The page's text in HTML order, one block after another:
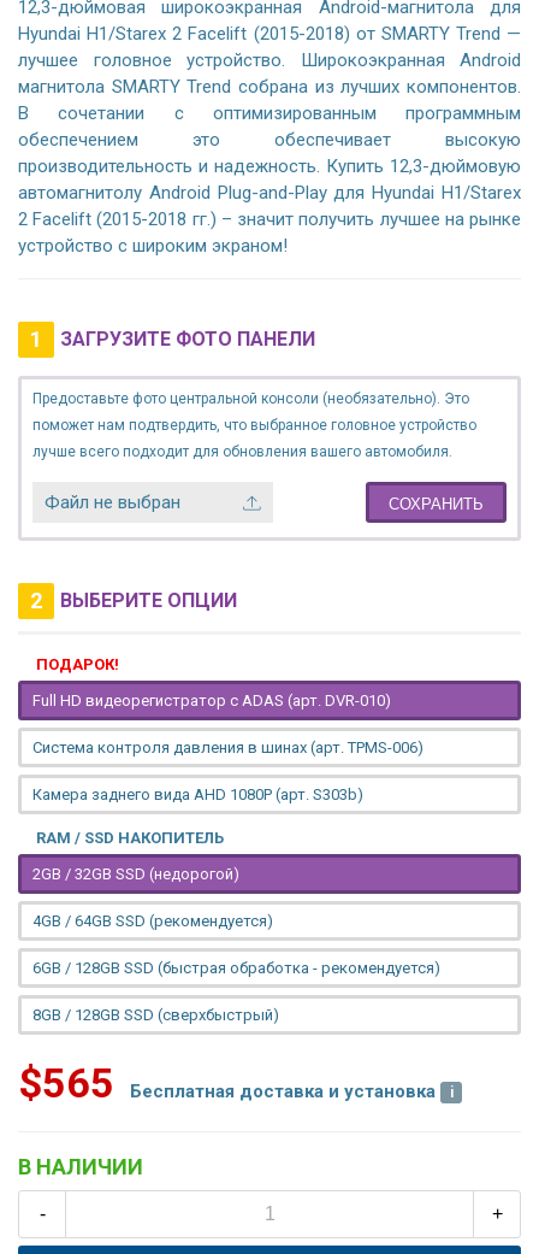
12,3-дюймовая широкоэкранная Android-магнитола для
Hyundai H1/Starex 2 Facelift (2015-2018) от SMARTY Trend —
лучшее головное устройство. Широкоэкранная Android
магнитола SMARTY Trend собрана из лучших компонентов.
В сочетании с оптимизированным программным
обеспечением это обеспечивает высокую
производительность и надежность. Купить 12,3-дюймовую
автомагнитолу Android Plug-and-Play для Hyundai H1/Starex
2 Facelift (2015-2018 гг.) – значит получить лучшее на рынке
устройство с широким экраном!
1 ЗАГРУЗИТЕ ФОТО ПАНЕЛИ
Предоставьте фото центральной консоли (необязательно). Это
поможет нам подтвердить, что выбранное головное устройство
лучше всего подходит для обновления вашего автомобиля.
Файл не выбран СОХРАНИТЬ
2 ВЫБЕРИТЕ ОПЦИИ
ПОДАРОК!
Full HD видеорегистратор с ADAS (арт. DVR-010)
Система контроля давления в шинах (арт. TPMS-006)
Камера заднего вида AHD 1080P (арт. S303b)
RAM / SSD НАКОПИТЕЛЬ
2GB / 32GB SSD (недорогой)
4GB / 64GB SSD (рекомендуется)
6GB / 128GB SSD (быстрая обработка - рекомендуется)
8GB / 128GB SSD (сверхбыстрый)
$565 Бесплатная доставка и установка
В НАЛИЧИИ
- +